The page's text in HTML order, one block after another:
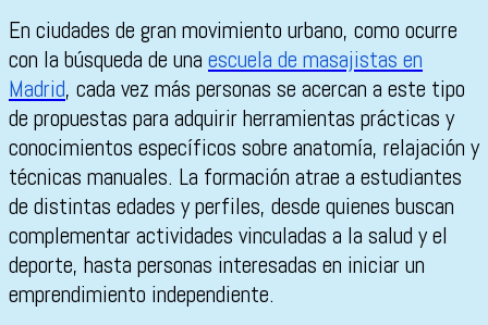
En ciudades de gran movimiento urbano, como ocurre
con la búsqueda de una escuela de masajistas en
Madrid, cada vez más personas se acercan a este tipo
de propuestas para adquirir herramientas prácticas y
conocimientos específicos sobre anatomía, relajación y
técnicas manuales. La formación atrae a estudiantes
de distintas edades y perfiles, desde quienes buscan
complementar actividades vinculadas a la salud y el
deporte, hasta personas interesadas en iniciar un
emprendimiento independiente.